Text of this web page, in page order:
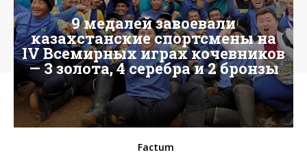
9 медалей завоевали
казахстанские спортсмены на
IV Всемирных играх кочевников
— 3 золота, 4 серебра и 2 бронзы
Factum